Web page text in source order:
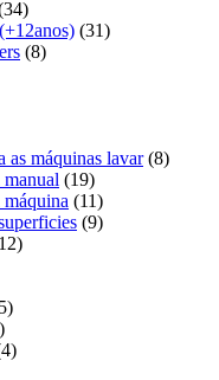
3434
produtos3131
88
as máquinas lavar 88
1919
produtos
1111
produtos
99
1212
55
44